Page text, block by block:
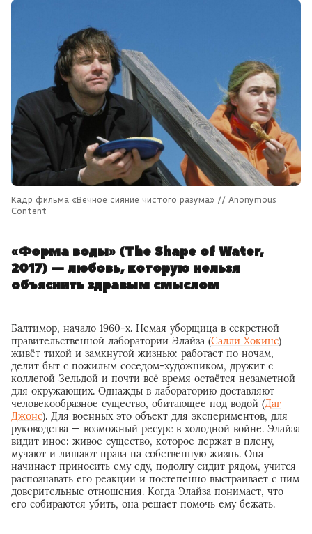
Кадр фильма «Вечное сияние чистого разума» // Anonymous
Content
«Форма воды» (The Shape of Water,
2017) — любовь, которую нельзя
объяснить здравым смыслом
Балтимор, начало 1960-х. Немая уборщица в секретной
правительственной лаборатории Элайза (Салли Хокинс)
живёт тихой и замкнутой жизнью: работает по ночам,
делит быт с пожилым соседом-художником, дружит с
коллегой Зельдой и почти всё время остаётся незаметной
для окружающих. Однажды в лабораторию доставляют
человекообразное существо, обитающее под водой (Даг
Джонс). Для военных это объект для экспериментов, для
руководства — возможный ресурс в холодной войне. Элайза
видит иное: живое существо, которое держат в плену,
мучают и лишают права на собственную жизнь. Она
начинает приносить ему еду, подолгу сидит рядом, учится
распознавать его реакции и постепенно выстраивает с ним
доверительные отношения. Когда Элайза понимает, что
его собираются убить, она решает помочь ему бежать.